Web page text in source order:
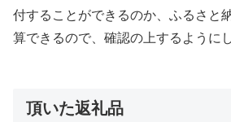
付することができるのか、ふるさと
算できるので、確認の上するように
頂いた返礼品